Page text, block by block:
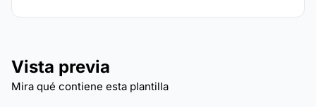
Vista previa
Mira qué contiene esta plantilla